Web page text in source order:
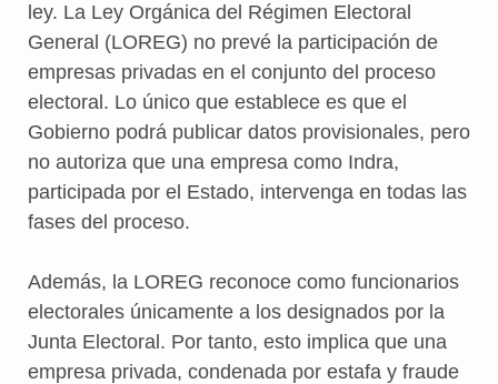
ley. La Ley Orgánica del Régimen Electoral
General (LOREG) no prevé la participación de
empresas privadas en el conjunto del proceso
electoral. Lo único que establece es que el
Gobierno podrá publicar datos provisionales, pero
no autoriza que una empresa como Indra,
participada por el Estado, intervenga en todas las
fases del proceso.
Además, la LOREG reconoce como funcionarios
electorales únicamente a los designados por la
Junta Electoral. Por tanto, esto implica que una
empresa privada, condenada por estafa y fraude